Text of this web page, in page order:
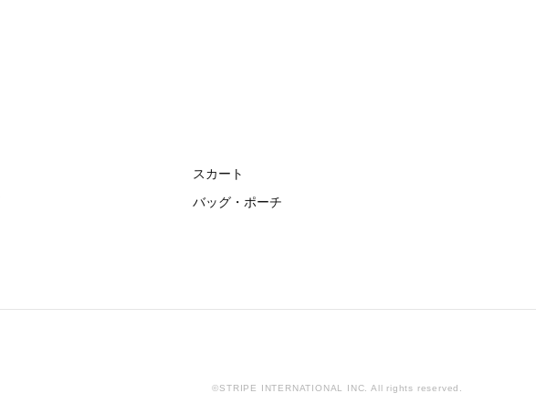
スカート
バッグ・ポーチ
©STRIPE INTERNATIONAL INC. All rights reserved.